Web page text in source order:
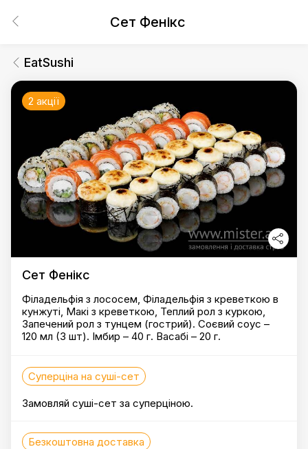
Сет Фенікс
EatSushi
2 акції
Сет Фенікс
Філадельфія з лососем, Філадельфія з креветкою в
кунжуті, Макі з креветкою, Теплий рол з куркою,
Запечений рол з тунцем (гострий). Соєвий соус –
120 мл (3 шт). Імбир – 40 г. Васабі – 20 г.
Суперціна на суші-сет
Замовляй суші-сет за суперціною.
Безкоштовна доставка